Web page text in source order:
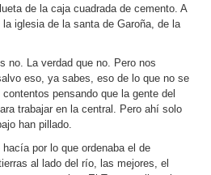
de la caja cuadrada de cemento. A
iglesia de la santa de Garoña, de la
no. La verdad que no. Pero nos
eso, ya sabes, eso de lo que no se
pensando que la gente del
trabajar en la central. Pero ahí solo
han pillado.
por lo que ordenaba el de
al lado del río, las mejores, el